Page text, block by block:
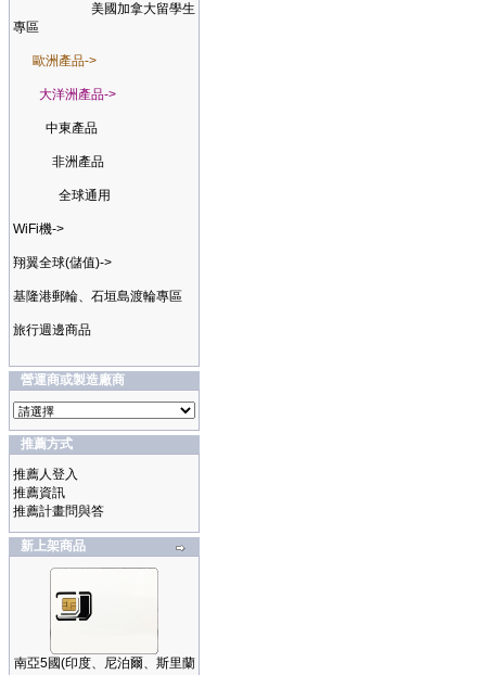
美國加拿大留學生
專區
歐洲產品->
大洋洲產品->
中東產品
非洲產品
全球通用
WiFi機->
翔翼全球(儲值)->
基隆港郵輪、石垣島渡輪專區
旅行週邊商品
營運商或製造廠商
推薦方式
推薦人登入
推薦資訊
推薦計畫問與答
新上架商品
南亞5國(印度、尼泊爾、斯里蘭